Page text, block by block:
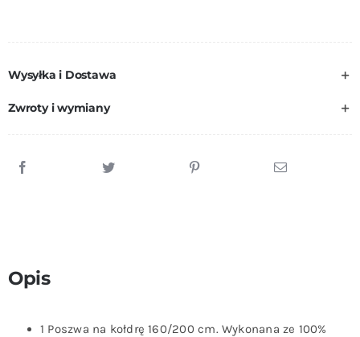
Wysyłka i Dostawa
Zwroty i wymiany
Opis
1 Poszwa na kołdrę 160/200 cm. Wykonana ze 100%